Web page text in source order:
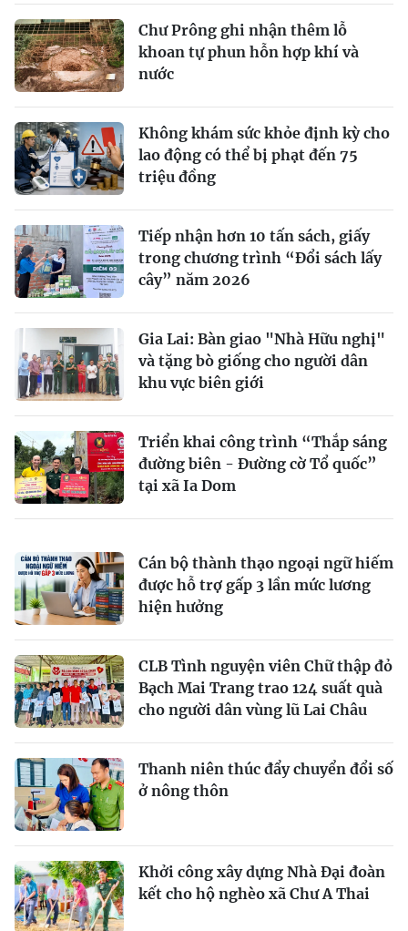
Chư Prông ghi nhận thêm lỗ
khoan tự phun hỗn hợp khí và
nước
Không khám sức khỏe định kỳ cho
lao động có thể bị phạt đến 75
triệu đồng
Tiếp nhận hơn 10 tấn sách, giấy
trong chương trình “Đổi sách lấy
cây” năm 2026
Gia Lai: Bàn giao "Nhà Hữu nghị"
và tặng bò giống cho người dân
khu vực biên giới
Triển khai công trình “Thắp sáng
đường biên - Đường cờ Tổ quốc”
tại xã Ia Dom
Cán bộ thành thạo ngoại ngữ hiếm
được hỗ trợ gấp 3 lần mức lương
hiện hưởng
CLB Tình nguyện viên Chữ thập đỏ
Bạch Mai Trang trao 124 suất quà
cho người dân vùng lũ Lai Châu
Thanh niên thúc đẩy chuyển đổi số
ở nông thôn
Khởi công xây dựng Nhà Đại đoàn
kết cho hộ nghèo xã Chư A Thai